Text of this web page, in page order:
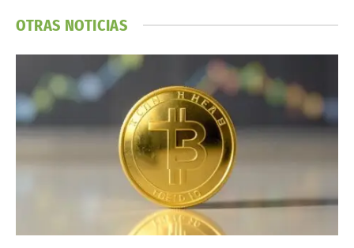
OTRAS NOTICIAS